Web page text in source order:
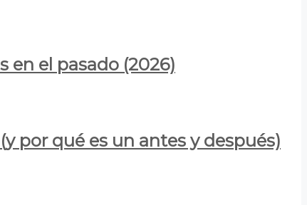
en el pasado (2026)
por qué es un antes y después)